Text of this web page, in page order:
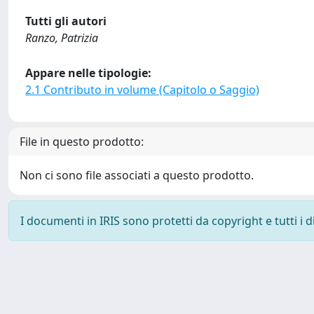
Tutti gli autori
Ranzo, Patrizia
Appare nelle tipologie:
2.1 Contributo in volume (Capitolo o Saggio)
File in questo prodotto:
Non ci sono file associati a questo prodotto.
I documenti in IRIS sono protetti da copyright e tutti i